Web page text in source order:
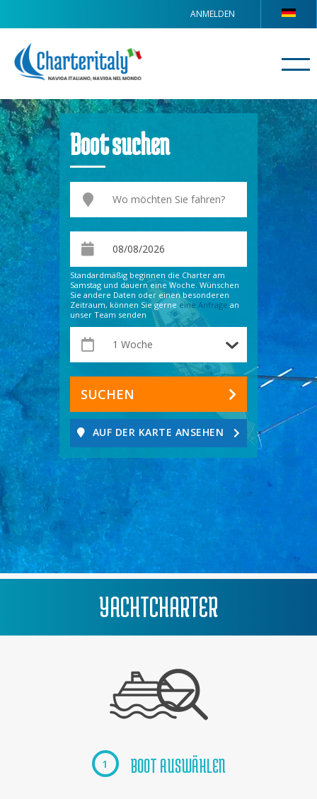
ANMELDEN
Boot suchen
Standardmäßig beginnen die Charter am
Samstag und dauern eine Woche. Wünschen
Sie andere Daten oder einen besonderen
Zeitraum, können Sie gerne eine Anfrage an
unser Team senden
SUCHEN
AUF DER KARTE ANSEHEN
YACHTCHARTER
1 BOOT AUSWÄHLEN